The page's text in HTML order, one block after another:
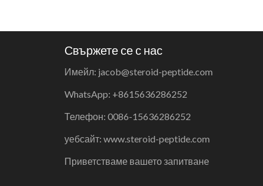
Свържете се с нас
Имейл: jacob@steroid-peptide.com
WhatsApp: +8615636286252
Телефон: 0086-15636286252
уебсайт: www.steroid-peptide.com
Приветстваме вашето запитване